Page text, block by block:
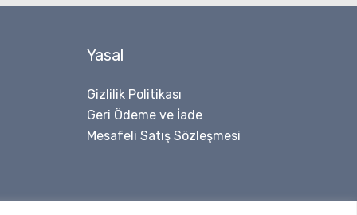
Yasal
Gizlilik Politikası
Geri Ödeme ve İade
Mesafeli Satış Sözleşmesi